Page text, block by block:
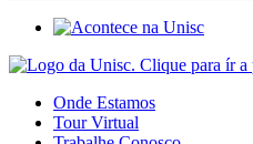
Onde Estamos
Tour Virtual